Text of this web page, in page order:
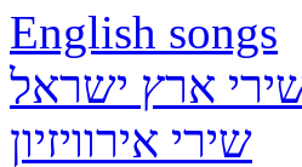
English songs
ארץ ישראל
שירי אירוויזיון